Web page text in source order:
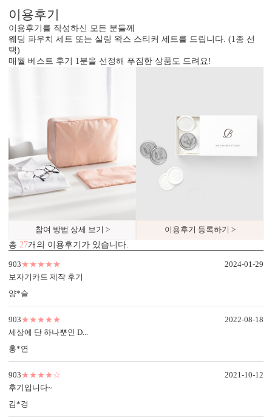
이용후기
이용후기를 작성하신 모든 분들께
웨딩 파우치 세트 또는 실링 왁스 스티커 세트를 드립니다. (1종 선
택)
매월 베스트 후기 1분을 선정해 푸짐한 상품도 드려요!
참여 방법 상세 보기 >
이용후기 등록하기 >
총 27개의 이용후기가 있습니다.
903★★★★★
보자기카드 제작 후기
양*슬
2024-01-29
903★★★★★
세상에 단 하나뿐인 D...
홍*연
2022-08-18
903★★★★☆
후기입니다~
김*경
2021-10-12